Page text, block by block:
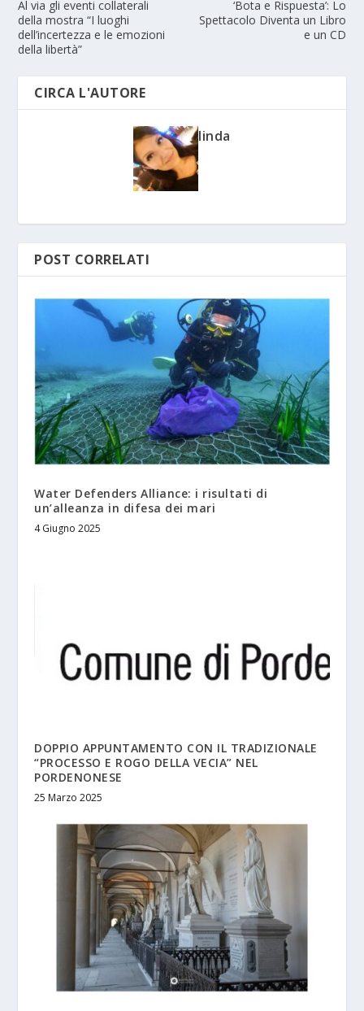
Al via gli eventi collaterali
della mostra “I luoghi
dell’incertezza e le emozioni
della libertà”
‘Bota e Rispuesta’: Lo
Spettacolo Diventa un Libro
e un CD
CIRCA L'AUTORE
linda
POST CORRELATI
Water Defenders Alliance: i risultati di
un’alleanza in difesa dei mari
4 Giugno 2025
DOPPIO APPUNTAMENTO CON IL TRADIZIONALE
“PROCESSO E ROGO DELLA VECIA” NEL
PORDENONESE
25 Marzo 2025